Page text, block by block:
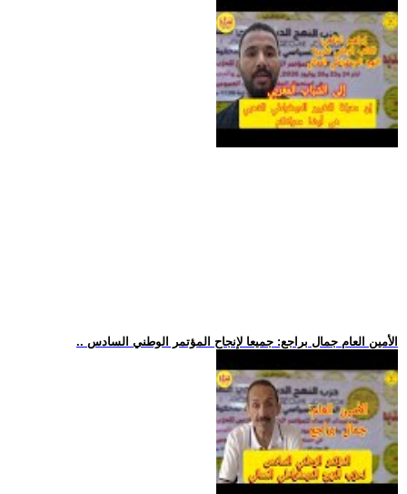
.. الأمين العام جمال براجع: جميعا لإنجاح المؤتمر الوطني السادس